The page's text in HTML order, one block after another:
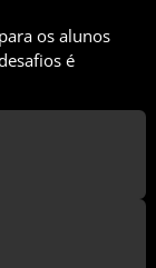
os alunos
é